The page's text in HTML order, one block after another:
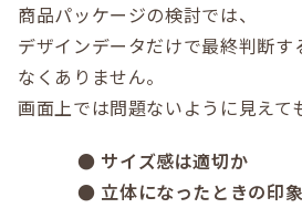
商品パッケージの検討では、
デザインデータだけで最終判断す
なくありません。
画面上では問題ないように見えて
● サイズ感は適切か
● 立体になったときの印